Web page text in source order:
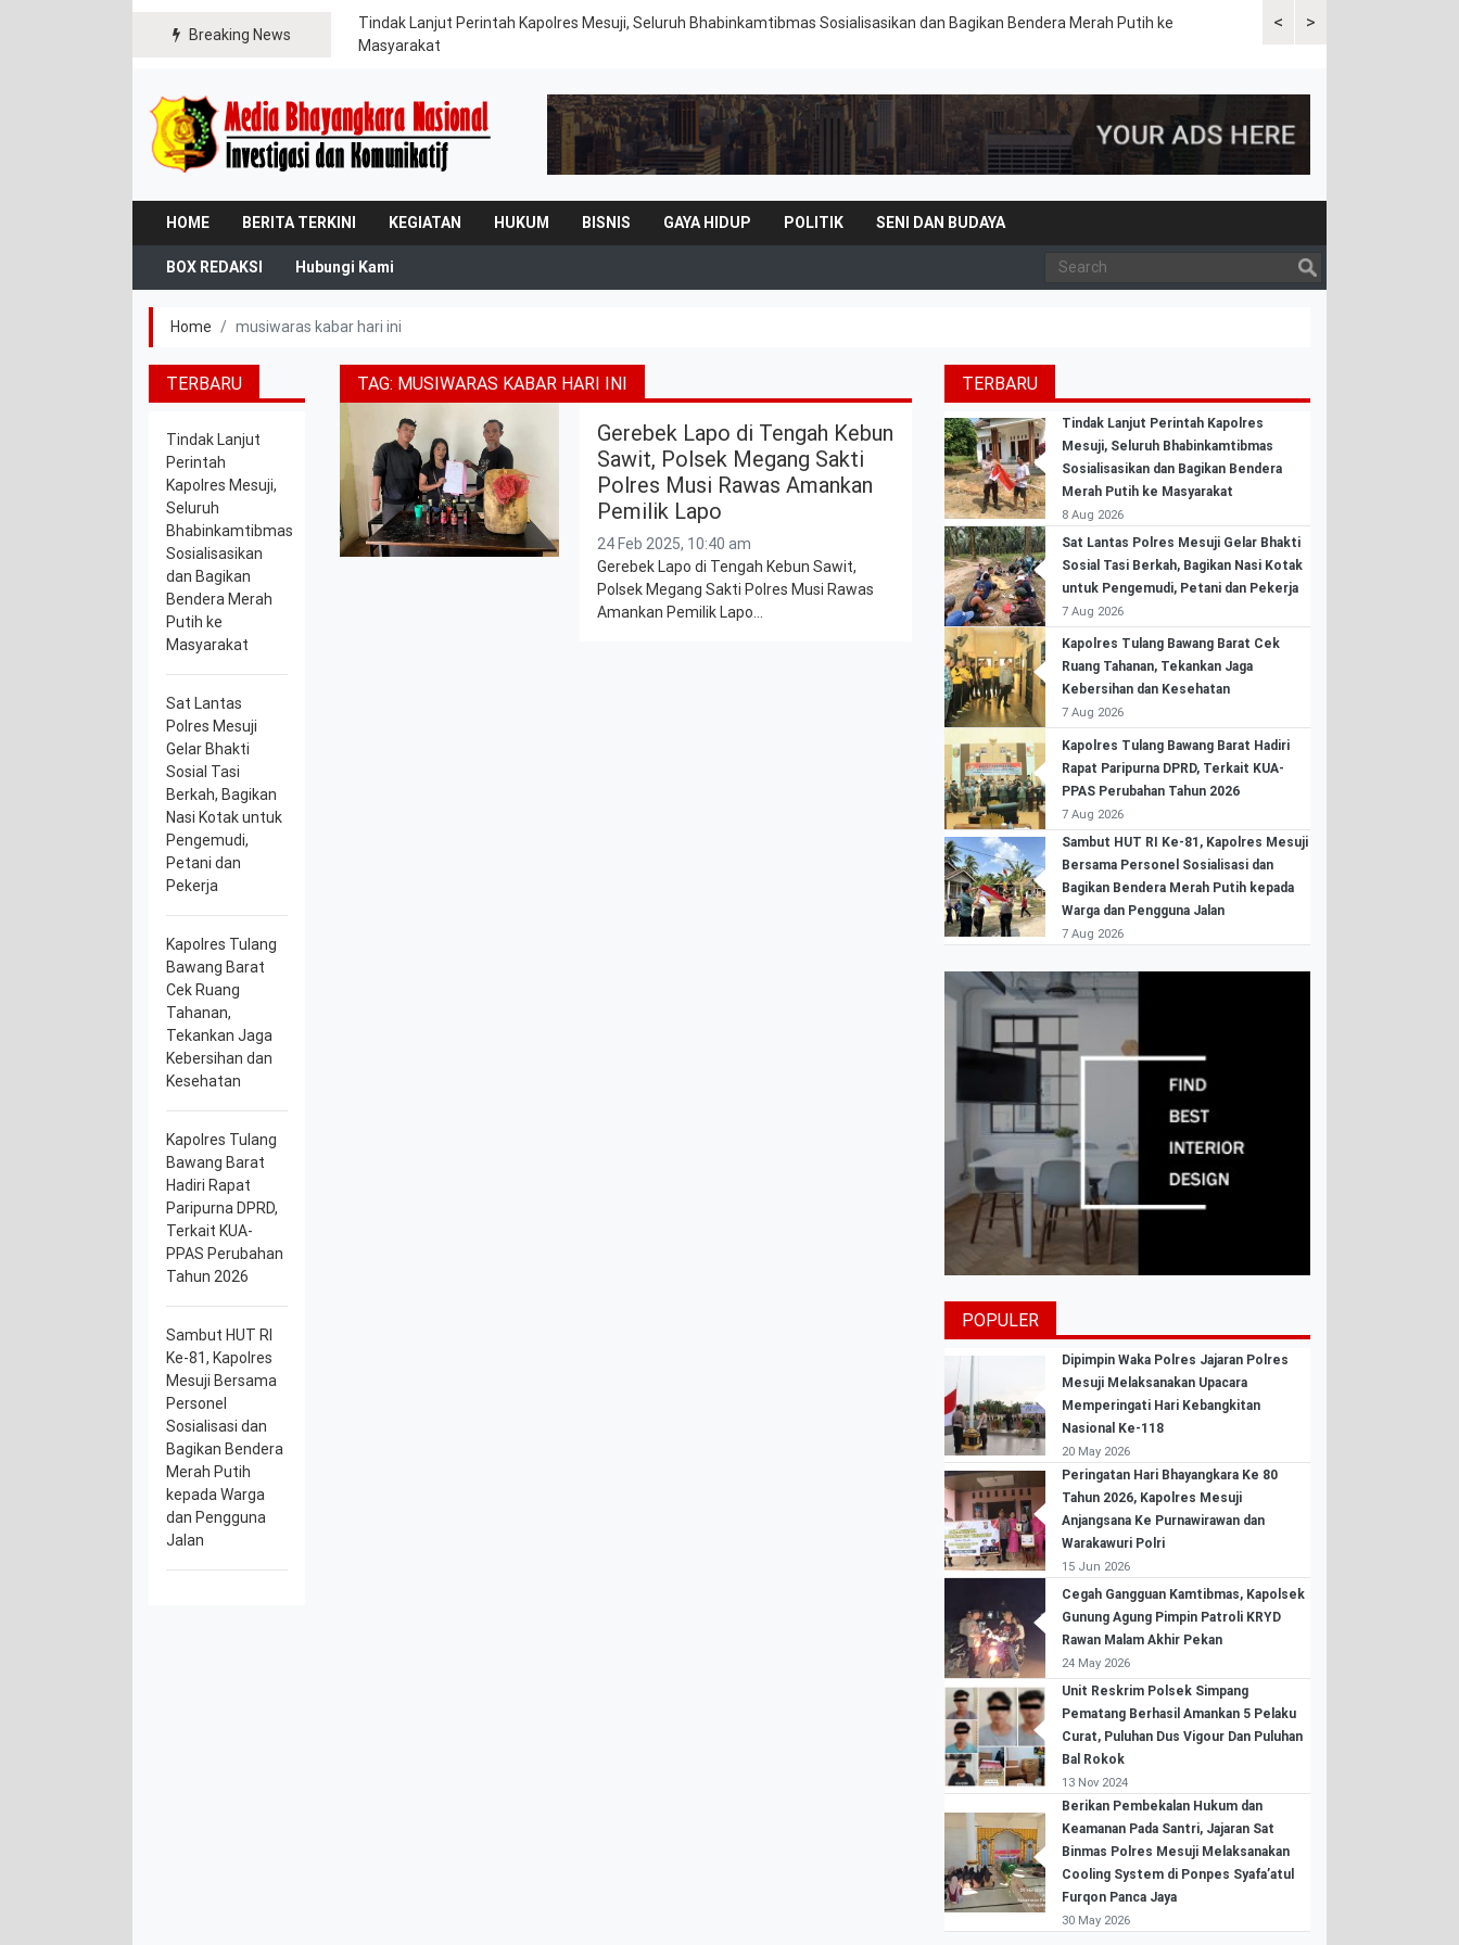
Breaking News
<
Tindak Lanjut Perintah Kapolres Mesuji, Seluruh Bhabinkamtibmas Sosialisasikan dan Bagikan Bendera Merah Putih ke
Masyarakat
Sat Lantas Polres Mesuji
>
HOME BERITA TERKINI KEGIATAN HUKUM BISNIS GAYA HIDUP POLITIK SENI DAN BUDAYA
BOX REDAKSI Hubungi Kami
Home musiwaras kabar hari ini
TAG: MUSIWARAS KABAR HARI INI
Gerebek Lapo di Tengah Kebun
Sawit, Polsek Megang Sakti
Polres Musi Rawas Amankan
Pemilik Lapo
24 Feb 2025, 10:40 am
Gerebek Lapo di Tengah Kebun Sawit,
Polsek Megang Sakti Polres Musi Rawas
Amankan Pemilik Lapo…
TERBARU
Tindak Lanjut
Perintah
Kapolres Mesuji,
Seluruh
Bhabinkamtibmas
Sosialisasikan
dan Bagikan
Bendera Merah
Putih ke
Masyarakat
Sat Lantas
Polres Mesuji
Gelar Bhakti
Sosial Tasi
Berkah, Bagikan
Nasi Kotak untuk
Pengemudi,
Petani dan
Pekerja
Kapolres Tulang
Bawang Barat
Cek Ruang
Tahanan,
Tekankan Jaga
Kebersihan dan
Kesehatan
Kapolres Tulang
Bawang Barat
Hadiri Rapat
Paripurna DPRD,
Terkait KUA-
PPAS Perubahan
Tahun 2026
Sambut HUT RI
Ke-81, Kapolres
Mesuji Bersama
Personel
Sosialisasi dan
Bagikan Bendera
Merah Putih
kepada Warga
dan Pengguna
Jalan
TERBARU
Tindak Lanjut Perintah Kapolres
Mesuji, Seluruh Bhabinkamtibmas
Sosialisasikan dan Bagikan Bendera
Merah Putih ke Masyarakat
8 Aug 2026
Sat Lantas Polres Mesuji Gelar Bhakti
Sosial Tasi Berkah, Bagikan Nasi Kotak
untuk Pengemudi, Petani dan Pekerja
7 Aug 2026
Kapolres Tulang Bawang Barat Cek
Ruang Tahanan, Tekankan Jaga
Kebersihan dan Kesehatan
7 Aug 2026
Kapolres Tulang Bawang Barat Hadiri
Rapat Paripurna DPRD, Terkait KUA-
PPAS Perubahan Tahun 2026
7 Aug 2026
Sambut HUT RI Ke-81, Kapolres Mesuji
Bersama Personel Sosialisasi dan
Bagikan Bendera Merah Putih kepada
Warga dan Pengguna Jalan
7 Aug 2026
POPULER
Dipimpin Waka Polres Jajaran Polres
Mesuji Melaksanakan Upacara
Memperingati Hari Kebangkitan
Nasional Ke-118
20 May 2026
Peringatan Hari Bhayangkara Ke 80
Tahun 2026, Kapolres Mesuji
Anjangsana Ke Purnawirawan dan
Warakawuri Polri
15 Jun 2026
Cegah Gangguan Kamtibmas, Kapolsek
Gunung Agung Pimpin Patroli KRYD
Rawan Malam Akhir Pekan
24 May 2026
Unit Reskrim Polsek Simpang
Pematang Berhasil Amankan 5 Pelaku
Curat, Puluhan Dus Vigour Dan Puluhan
Bal Rokok
13 Nov 2024
Berikan Pembekalan Hukum dan
Keamanan Pada Santri, Jajaran Sat
Binmas Polres Mesuji Melaksanakan
Cooling System di Ponpes Syafa’atul
Furqon Panca Jaya
30 May 2026